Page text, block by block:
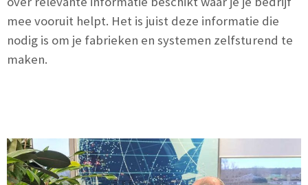
mee vooruit helpt. Het is juist deze informatie die
nodig is om je fabrieken en systemen zelfsturend te
maken.